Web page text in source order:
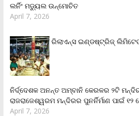
ଲର୍ନିଂ ମଡ୍ୟୁଲ ଉନ୍ମୋଚିତ
April 7, 2026
ରିଲାଏନ୍‌ସ ଇଣ୍ଡଷ୍ଟ୍ରିଜ୍ ଲିମିଟେଡ୍‌ର
ନିର୍ଦ୍ଦେଶକ ଅନନ୍ତ ଅମ୍ବାନି କେରଳର ୨ଟି
ରାଜରାଜେଶ୍ୱରମ ମନ୍ଦିରର ପୁନର୍ନିର୍ମାଣ ପାଇଁ ୧୨
April 7, 2026